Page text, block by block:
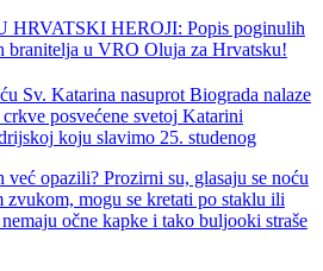
HRVATSKI HEROJI: Popis poginulih
branitelja u VRO Oluja za Hrvatsku!
Sv. Katarina nasuprot Biograda nalaze
crkve posvećene svetoj Katarini
koju slavimo 25. studenog
već opazili? Prozirni su, glasaju se noću
zvukom, mogu se kretati po staklu ili
očne kapke i tako buljooki straše